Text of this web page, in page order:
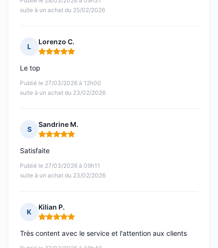
suite à un achat du 25/02/2026
L
Lorenzo C.
Note : 5 sur 5
Publié le 27/03/2026 à 12h00
suite à un achat du 23/02/2026
Le top
S
Sandrine M.
Note : 5 sur 5
Publié le 27/03/2026 à 09h11
suite à un achat du 23/02/2026
Satisfaite
K
Kilian P.
Note : 5 sur 5
Très content avec le service et l'attention aux clients